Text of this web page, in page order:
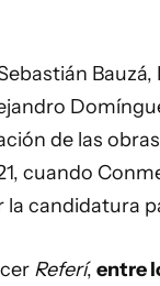
de las
cuando
candidatura
Referí, entre